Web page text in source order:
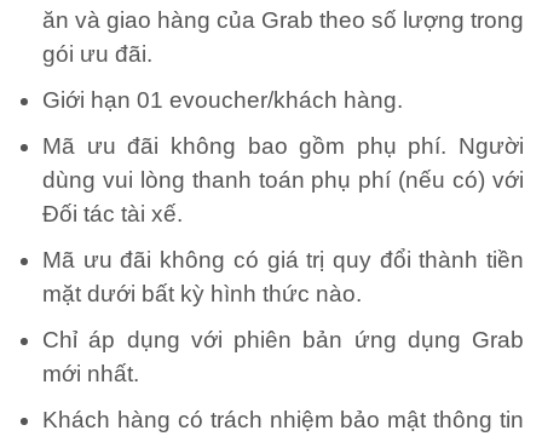
ăn và giao hàng của Grab theo số lượng trong
gói ưu đãi.
Giới hạn 01 evoucher/khách hàng.
Mã ưu đãi không bao gồm phụ phí. Người
dùng vui lòng thanh toán phụ phí (nếu có) với
Đối tác tài xế.
Mã ưu đãi không có giá trị quy đổi thành tiền
mặt dưới bất kỳ hình thức nào.
Chỉ áp dụng với phiên bản ứng dụng Grab
mới nhất.
Khách hàng có trách nhiệm bảo mật thông tin